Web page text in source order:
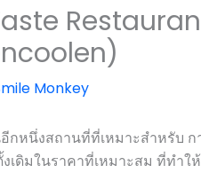
Monkey
กหนึ่งสถานที่ที่เหมาะสำหรับ ก
เดิมในราคาที่เหมาะสม ที่ทำ